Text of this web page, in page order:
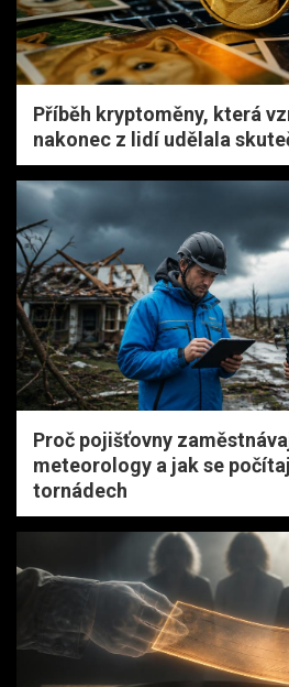
Příběh kryptoměny, která
nakonec z lidí udělala
Proč pojišťovny
meteorology a jak se
tornádech